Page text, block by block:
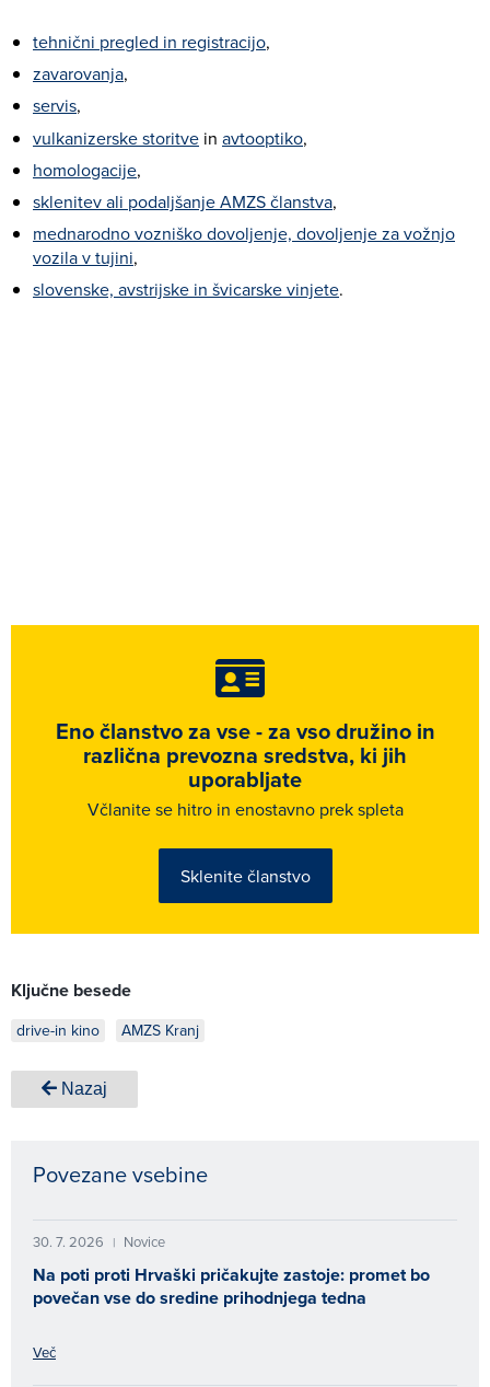
tehnični pregled in registracijo,
zavarovanja,
servis,
vulkanizerske storitve in avtooptiko,
homologacije,
sklenitev ali podaljšanje AMZS članstva,
mednarodno vozniško dovoljenje, dovoljenje za vožnjo
vozila v tujini,
slovenske, avstrijske in švicarske vinjete.
Eno članstvo za vse - za vso družino in
različna prevozna sredstva, ki jih
uporabljate
Včlanite se hitro in enostavno prek spleta
Sklenite članstvo
Ključne besede
drive-in kino AMZS Kranj
Nazaj
Povezane vsebine
30. 7. 2026 | Novice
Na poti proti Hrvaški pričakujte zastoje: promet bo
povečan vse do sredine prihodnjega tedna
Več